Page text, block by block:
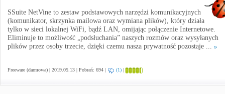
SSuite NetVine to zestaw podstawowych narzędzi komunikacyjnych
(komunikator, skrzynka mailowa oraz wymiana plików), który działa
tylko w sieci lokalnej WiFi, bądź LAN, omijając połączenie Internetowe.
Eliminuje to możliwość „podsłuchania” naszych rozmów oraz wysyłanych
plików przez osoby trzecie, dzięki czemu nasza prywatność pozostaje ...
Freeware (darmowa) | 2019.05.13 | Pobrań: 694 | (1) |